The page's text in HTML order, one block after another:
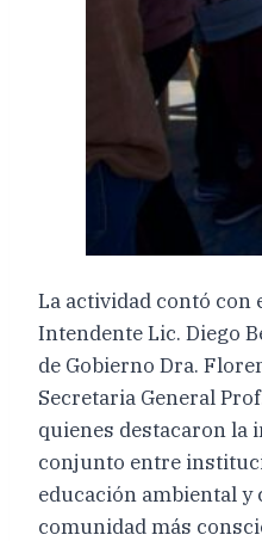
La actividad contó con
Intendente Lic. Diego
de Gobierno Dra.
Secretaria General
quienes destacaron la
conjunto entre
educación ambiental
comunidad más